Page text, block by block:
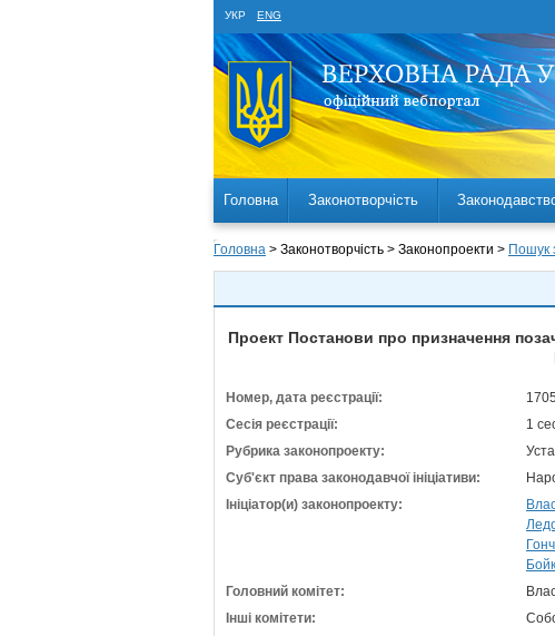
УКР ENG
Головна Законотворчість
Головна > Законотворчість > Законопроекти > Пошук
Проект Постанови про призначення
Номер, дата реєстрації:
Сесія реєстрації:
1
Рубрика законопроекту:
Суб'єкт права законодавчої ініціативи:
Ініціатор(и) законопроекту:
Головний комітет:
Інші комітети: